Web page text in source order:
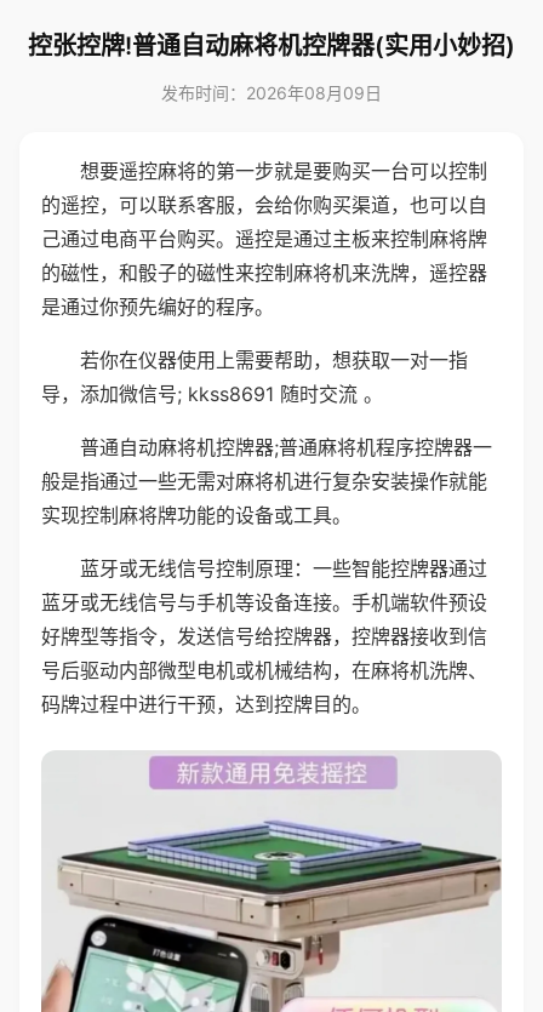
控张控牌!普通自动麻将机控牌器(实用小妙招)
发布时间：2026年08月09日
想要遥控麻将的第一步就是要购买一台可以控制
的遥控，可以联系客服，会给你购买渠道，也可以自
己通过电商平台购买。遥控是通过主板来控制麻将牌
的磁性，和骰子的磁性来控制麻将机来洗牌，遥控器
是通过你预先编好的程序。
若你在仪器使用上需要帮助，想获取一对一指
导，添加微信号; kkss8691 随时交流 。
普通自动麻将机控牌器;普通麻将机程序控牌器一
般是指通过一些无需对麻将机进行复杂安装操作就能
实现控制麻将牌功能的设备或工具。
蓝牙或无线信号控制原理：一些智能控牌器通过
蓝牙或无线信号与手机等设备连接。手机端软件预设
好牌型等指令，发送信号给控牌器，控牌器接收到信
号后驱动内部微型电机或机械结构，在麻将机洗牌、
码牌过程中进行干预，达到控牌目的。